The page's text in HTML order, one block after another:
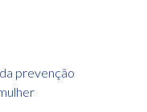
prevenção